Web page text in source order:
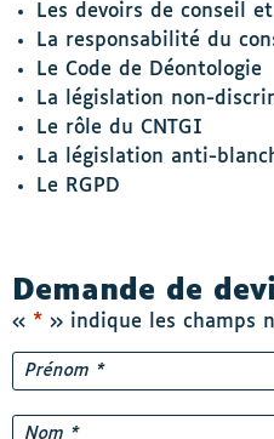
Les devoirs de conseil
La responsabilité du
Le Code de Déontologie
La législation non-
Le rôle du CNTGI
La législation anti-
Le RGPD
Demande de
« * » indique les champs
Nom*
Prénom